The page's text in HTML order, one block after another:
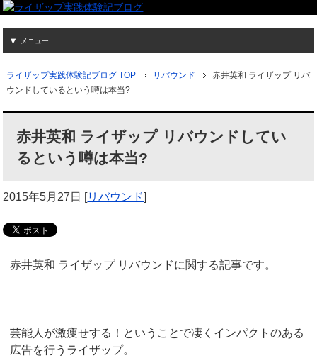
メニュー
ライザップ実践体験記ブログ TOP リバウンド
赤井英和 ライザップ リバ
ウンドしているという噂は本当?
赤井英和 ライザップ リバウンドしてい
るという噂は本当?
2015年5月27日 [リバウンド]
赤井英和 ライザップ リバウンドに関する記事です。
芸能人が激痩せする！ということで凄くインパクトのある
広告を行うライザップ。